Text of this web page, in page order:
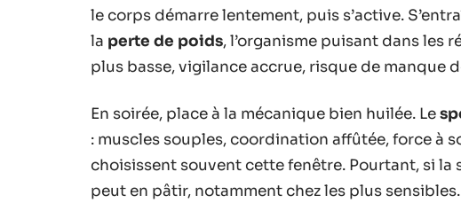
le corps démarre lentement, puis s’active.
la perte de poids, l’organisme puisant dans les
plus basse, vigilance accrue, risque de manque
En soirée, place à la mécanique bien huilée. Le
: muscles souples, coordination affûtée, force à
choisissent souvent cette fenêtre. Pourtant, si la
peut en pâtir, notamment chez les plus sensibles.